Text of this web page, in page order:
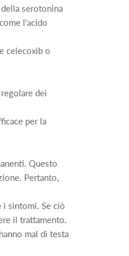
serotonina
l'acido
celecoxib o
dei
per la
Questo
Pertanto,
i sintomi. Se ciò
il trattamento.
mal di testa